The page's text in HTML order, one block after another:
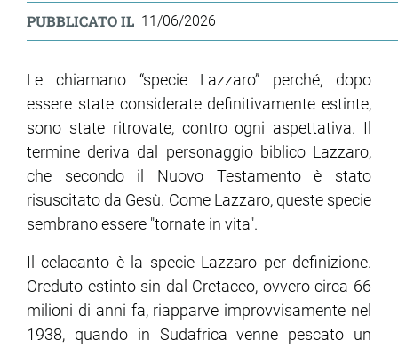
PUBBLICATO IL 11/06/2026
Le chiamano “specie Lazzaro” perché, dopo
essere state considerate definitivamente estinte,
sono state ritrovate, contro ogni aspettativa. Il
termine deriva dal personaggio biblico Lazzaro,
che secondo il Nuovo Testamento è stato
risuscitato da Gesù. Come Lazzaro, queste specie
sembrano essere "tornate in vita".
Il celacanto è la specie Lazzaro per definizione.
Creduto estinto sin dal Cretaceo, ovvero circa 66
milioni di anni fa, riapparve improvvisamente nel
1938, quando in Sudafrica venne pescato un